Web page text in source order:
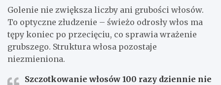
Golenie nie zwiększa liczby ani grubości włosów.
To optyczne złudzenie – świeżo odrosły włos ma
tępy koniec po przecięciu, co sprawia wrażenie
grubszego. Struktura włosa pozostaje
niezmieniona.
Szczotkowanie włosów 100 razy dziennie nie